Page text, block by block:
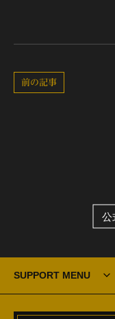
前の記事
公
SUPPORT MENU